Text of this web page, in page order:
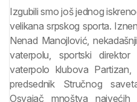
Izgubili smo još jednog
velikana srpskog sporta.
Nenad Manojlović,
vaterpolu, sportski
vaterpolo klubova
predsednik Stručnog
Osvajač mnoštva